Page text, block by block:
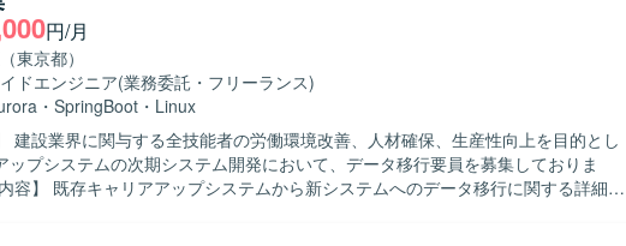
議アジェンダの作成支援を行っていただきます。開発ベンダーとの打合せに参加
および見積内容のレビューや論点整理を行いながら、社内関係者との合意形成を
物像】 発注者側の立場を理解しつつ、主体的にプロジ
進めていただける方を求めております。業務フローやシステム構成を自らキャッ
抜け漏れのない要件整理や論点整理ができる方、ステークホルダーとのコミュニ
円滑に行い、社内調整や経営層向け説明をリードいただける方が望ましいです。
成や課題管理などの実務を厭わず、細やかなタスク管理を継続的に行える方を歓
ンダー選定といった
円/月
東京都）
ドエンジニア(業務委託・フリーランス)
・ SpringBoot ・ Linux
建設業界に関与する全技能者の労働環境改善、人材確保、生産性向上を目的とし
ップシステムの次期システム開発において、データ移行要員を募集しておりま